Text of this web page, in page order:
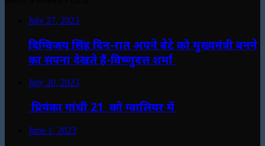
July 27, 2023
दिग्विजय सिंह दिन-रात अपने बेटे को मुख्यमंत्री बनने
का सपना देखते हैं-विष्णुदत्त शर्मा
July 20, 2023
प्रियंका गांधी 21 को ग्वालियर में
June 1, 2023